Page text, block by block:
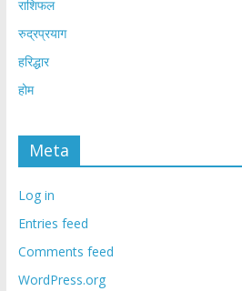
राशिफल
रुद्रप्रयाग
हरिद्धार
होम
Meta
Log in
Entries feed
Comments feed
WordPress.org